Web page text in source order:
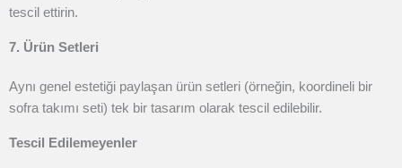
tescil ettirin.
7. Ürün Setleri
Aynı genel estetiği paylaşan ürün setleri (örneğin, koordineli bir
sofra takımı seti) tek bir tasarım olarak tescil edilebilir.
Tescil Edilemeyenler